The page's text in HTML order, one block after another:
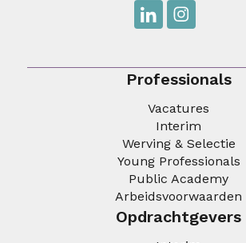
Professionals
Vacatures
Interim
Werving & Selectie
Young Professionals
Public Academy
Arbeidsvoorwaarden
Opdrachtgevers